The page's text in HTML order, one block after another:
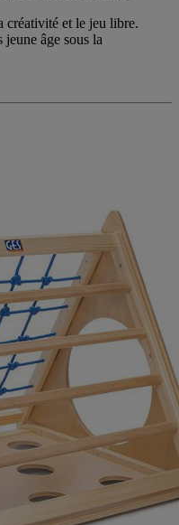
créativité et le jeu libre.
âge sous la